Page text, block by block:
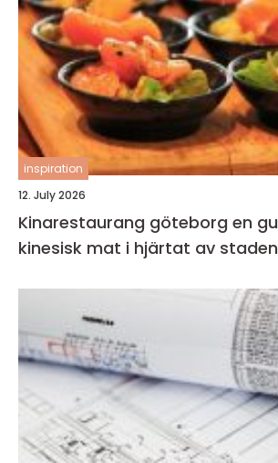
inspiration
12. July 2026
Kinarestaurang göteborg en guide till
kinesisk mat i hjärtat av staden